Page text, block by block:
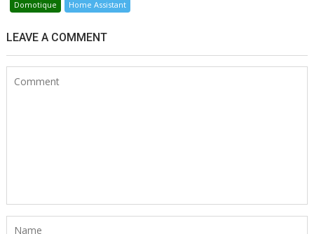
Domotique Home Assistant
LEAVE A COMMENT